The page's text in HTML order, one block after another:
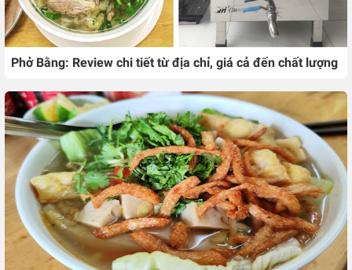
Phở Bằng: Review chi tiết từ địa chỉ, giá cả đến chất lượng